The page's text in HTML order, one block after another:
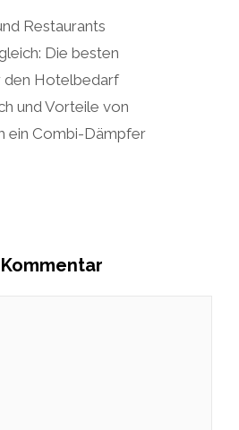
Restaurants
Die besten
den Hotelbedarf
und Vorteile von
ein Combi-Dämpfer